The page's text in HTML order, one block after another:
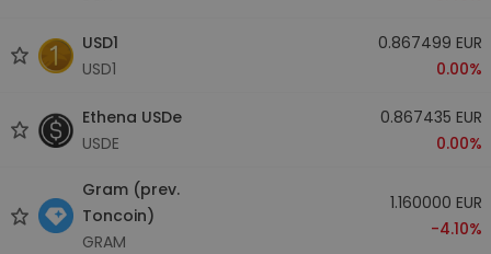
USD1
USD1
0.867499 EUR
0.00%
Ethena USDe
USDE
0.867435 EUR
0.00%
Gram (prev.
Toncoin)
GRAM
1.160000 EUR
-4.10%